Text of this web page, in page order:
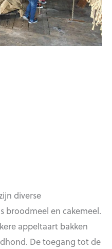
diverse
broodmeel en cakemeel.
appeltaart bakken
De toegang tot de